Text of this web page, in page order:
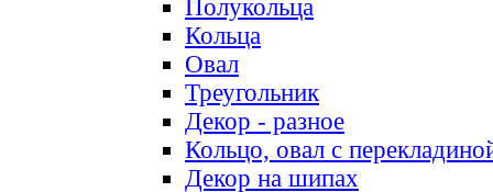
Полукольца
Кольца
Овал
Треугольник
Декор - разное
Кольцо, овал с
Декор на шипах